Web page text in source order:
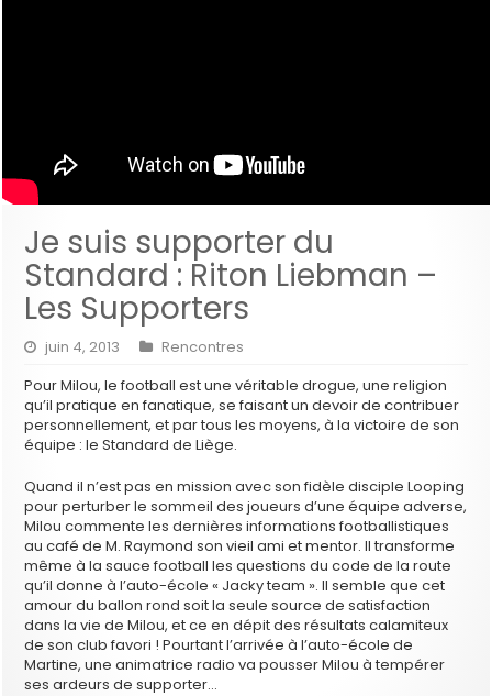
Je suis supporter du
Standard : Riton Liebman –
Les Supporters
juin 4, 2013
Rencontres
Pour Milou, le football est une véritable drogue, une religion
qu’il pratique en fanatique, se faisant un devoir de contribuer
personnellement, et par tous les moyens, à la victoire de son
équipe : le Standard de Liège.
Quand il n’est pas en mission avec son fidèle disciple Looping
pour perturber le sommeil des joueurs d’une équipe adverse,
Milou commente les dernières informations footballistiques
au café de M. Raymond son vieil ami et mentor. Il transforme
même à la sauce football les questions du code de la route
qu’il donne à l’auto-école « Jacky team ». Il semble que cet
amour du ballon rond soit la seule source de satisfaction
dans la vie de Milou, et ce en dépit des résultats calamiteux
de son club favori ! Pourtant l’arrivée à l’auto-école de
Martine, une animatrice radio va pousser Milou à tempérer
ses ardeurs de supporter…